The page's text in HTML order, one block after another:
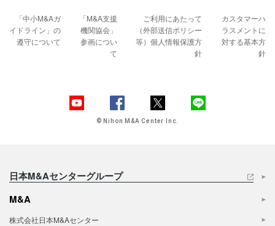
「中小M&Aガ
イドライン」の
遵守について
「M&A支援
機関協会」
参画につい
て
ご利用にあたって
（外部送信ポリシー
等）個人情報保護方
針
カスタマーハ
ラスメントに
対する基本方
針
© Nihon M&A Center Inc.
日本M&Aセンターグループ
M&A
株式会社日本M&Aセンター